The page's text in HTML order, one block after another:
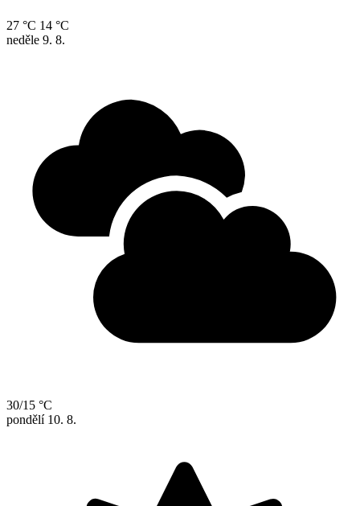
27 °C 14 °C
neděle 9. 8.
30/15 °C
pondělí 10. 8.